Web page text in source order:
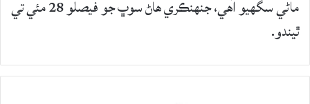
ماڻي سگهيو آهي، جنهنڪري هاڻ سوڀ جو فيصلو 28 مئي تي
ٿيندو.